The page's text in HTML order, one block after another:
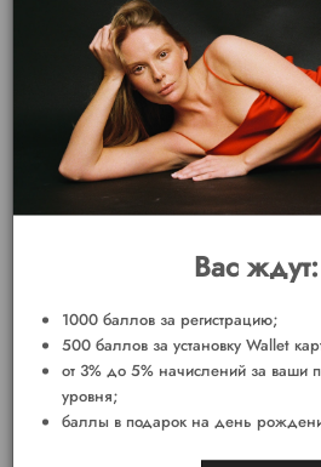
Личные данные
Мои бонусы
Выход
Вас ждут:
1000 баллов за регистрацию;
500 баллов за установку Wallet
от 3% до 5% начислений за ваши
уровня;
баллы в подарок на день